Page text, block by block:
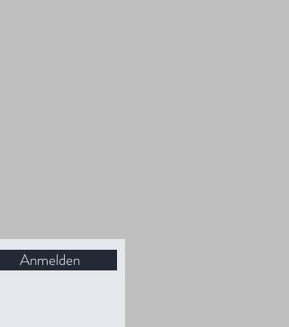
Anmelden